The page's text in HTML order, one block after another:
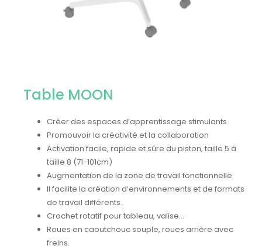
Table MOON
Créer des espaces d’apprentissage stimulants
Promouvoir la créativité et la collaboration
Activation facile, rapide et sûre du piston, taille 5 à
taille 8 (71-101cm)
Augmentation de la zone de travail fonctionnelle
Il facilite la création d’environnements et de formats
de travail différents..
Crochet rotatif pour tableau, valise…
Roues en caoutchouc souple, roues arrière avec
freins.